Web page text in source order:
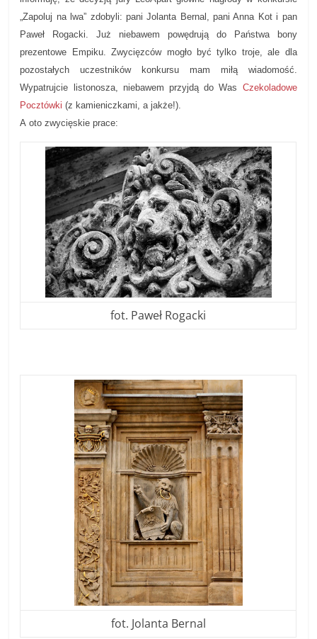
„Zapoluj na lwa” zdobyli: pani Jolanta Bernal, pani Anna Kot i pan
Paweł Rogacki. Już niebawem powędrują do Państwa bony
prezentowe Empiku. Zwycięzców mogło być tylko troje, ale dla
pozostałych uczestników konkursu mam miłą wiadomość.
Wypatrujcie listonosza, niebawem przyjdą do Was Czekoladowe
Pocztówki(z kamieniczkami, a jakże!).
A oto zwycięskie prace:
fot. Paweł Rogacki
fot. Jolanta Bernal